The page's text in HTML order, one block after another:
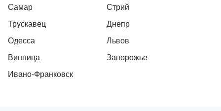
Самар
Стрий
Трускавец
Днепр
Одесса
Львов
Винница
Запорожье
Ивано-Франковск